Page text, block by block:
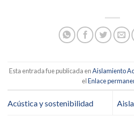
Esta entrada fue publicada enAislamiento
elEnlace
Acústica y sostenibilidad